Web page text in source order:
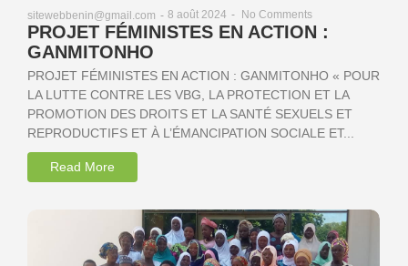
sitewebbenin@gmail.com - 8 août 2024 - No Comments
PROJET FÉMINISTES EN ACTION :
GANMITONHO
PROJET FÉMINISTES EN ACTION : GANMITONHO « POUR
LA LUTTE CONTRE LES VBG, LA PROTECTION ET LA
PROMOTION DES DROITS ET LA SANTÉ SEXUELS ET
REPRODUCTIFS ET À L’ÉMANCIPATION SOCIALE ET...
Read More